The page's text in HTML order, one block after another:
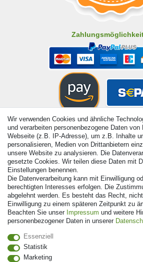
vorbehalten. Preisangaben inkl. gesetzl. 19%
Grundpreise siehe Artikeldetail | *Gilt für
Deutschland!
Wir verwenden Cookies und ähnliche
und verarbeiten personenbezogene Daten
Webseite (z.B. IP-Adresse), um z.B. Inhalte
personalisieren, Medien von Drittanbietern
unsere Website zu analysieren. Die
gesetzte Cookies. Wir teilen diese Daten mit
Einstellungen benennen.
Die Datenverarbeitung kann mit Einwilligung
berechtigten Interesses erfolgen. Die
abgelehnt werden. Es besteht das Recht,
Einwilligung zu einem späteren Zeitpunkt zu
Beachten Sie unser Impressum und weitere
personenbezogener Daten in unserer
Essenziell
Statistik
Marketing